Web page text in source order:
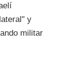
y
militar